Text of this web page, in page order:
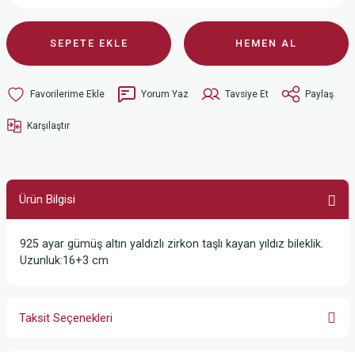
SEPETE EKLE HEMEN AL
Yorum Yaz Tavsiye Et Paylaş
Karşılaştır
Ürün Bilgisi
925 ayar gümüş altın yaldızlı zirkon taşlı kayan yıldız bileklik.
Uzunluk:16+3 cm
Taksit Seçenekleri